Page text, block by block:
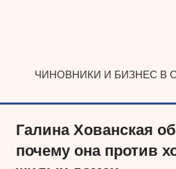
ЧИНОВНИКИ И БИЗНЕС В
Галина Хованская
почему она против